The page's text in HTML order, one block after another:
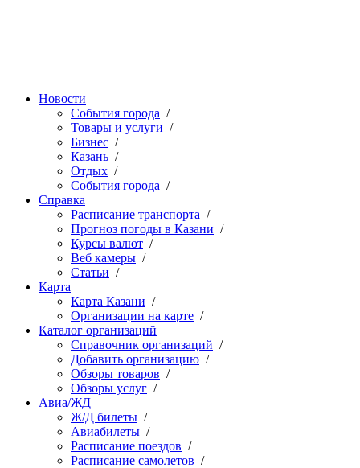
Новости
События города /
Товары и услуги /
Бизнес /
Казань /
Отдых /
События города /
Справка
Расписание транспорта /
Прогноз погоды в Казани /
Курсы валют /
Веб камеры /
Статьи /
Карта
Карта Казани /
Организации на карте /
Каталог организаций
Справочник организаций /
Добавить организацию /
Обзоры товаров /
Обзоры услуг /
Авиа/ЖД
Ж/Д билеты /
Авиабилеты /
Расписание поездов /
Расписание самолетов /